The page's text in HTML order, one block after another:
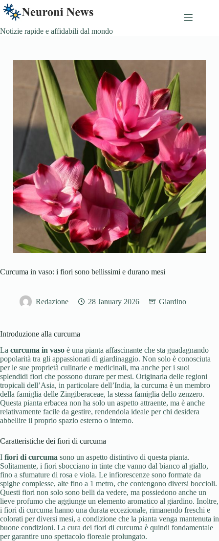
Skip
to
content
Notizie rapide e affidabili dal mondo
Curcuma in vaso: i fiori sono bellissimi e durano mesi
Redazione 28 January 2026 Giardino
Introduzione alla curcuma
La curcuma in vaso è una pianta affascinante che sta guadagnando
popolarità tra gli appassionati di giardinaggio. Non solo è conosciuta
per le sue proprietà culinarie e medicinali, ma anche per i suoi
splendidi fiori che possono durare per mesi. Originaria delle regioni
tropicali dell’Asia, in particolare dell’India, la curcuma è un membro
della famiglia delle Zingiberaceae, la stessa famiglia dello zenzero.
Questa pianta erbacea non ha solo un aspetto attraente, ma è anche
relativamente facile da gestire, rendendola ideale per chi desidera
abbellire il proprio spazio esterno o interno.
Caratteristiche dei fiori di curcuma
I fiori di curcuma sono un aspetto distintivo di questa pianta.
Solitamente, i fiori sbocciano in tinte che vanno dal bianco al giallo,
fino a sfumature di rosa e viola. Le infiorescenze sono formate da
spighe complesse, alte fino a 1 metro, che contengono diversi boccioli.
Questi fiori non solo sono belli da vedere, ma possiedono anche un
lieve profumo che aggiunge un elemento aromatico al giardino. Inoltre,
i fiori di curcuma hanno una durata eccezionale, rimanendo freschi e
colorati per diversi mesi, a condizione che la pianta venga mantenuta in
buone condizioni. La cura dei fiori di curcuma è quindi fondamentale
per garantire uno spettacolo floreale prolungato.